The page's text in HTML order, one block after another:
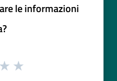
le informazioni